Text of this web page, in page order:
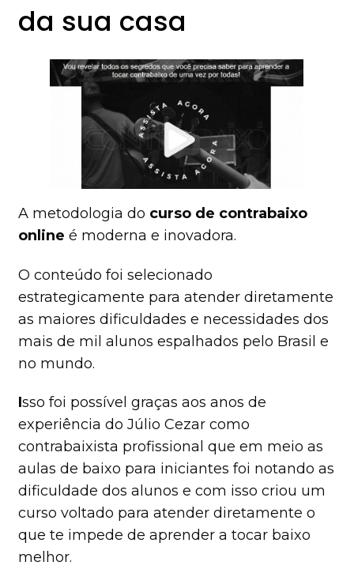
da sua casa
A metodologia do curso de contrabaixo
online é moderna e inovadora.
O conteúdo foi selecionado
estrategicamente para atender diretamente
as maiores dificuldades e necessidades dos
mais de mil alunos espalhados pelo Brasil e
no mundo.
Isso foi possível graças aos anos de
experiência do Júlio Cezar como
contrabaixista profissional que em meio as
aulas de baixo para iniciantes foi notando as
dificuldade dos alunos e com isso criou um
curso voltado para atender diretamente o
que te impede de aprender a tocar baixo
melhor.